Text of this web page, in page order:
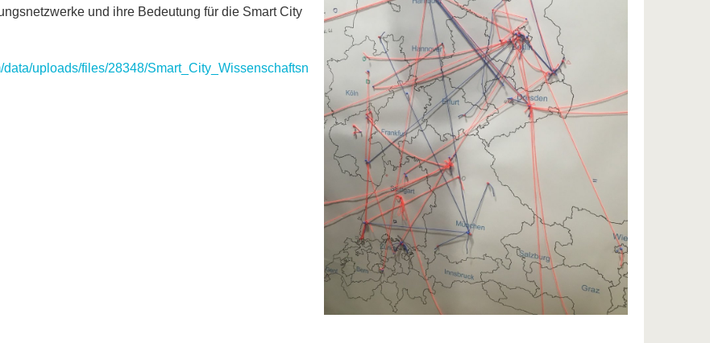
und ihre Bedeutung für die Smart City
data/uploads/files/28348/Smart_City_Wissenschaftsnetzwerk_Agenda_kurz.pdf